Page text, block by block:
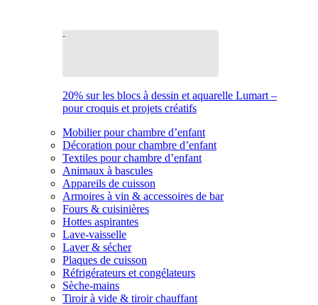
20% sur les blocs à dessin et aquarelle Lumart –
pour croquis et projets créatifs
Mobilier pour chambre d’enfant
Décoration pour chambre d’enfant
Textiles pour chambre d’enfant
Animaux à bascules
Appareils de cuisson
Armoires à vin & accessoires de bar
Fours & cuisinières
Hottes aspirantes
Lave-vaisselle
Laver & sécher
Plaques de cuisson
Réfrigérateurs et congélateurs
Sèche-mains
Tiroir à vide & tiroir chauffant